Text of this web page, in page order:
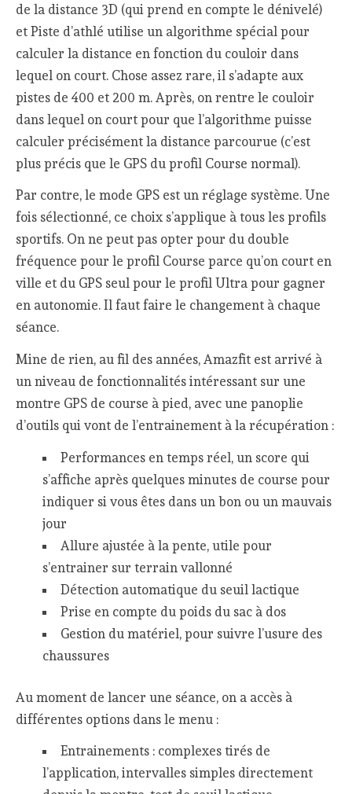
de la distance 3D (qui prend en compte le dénivelé)
et Piste d’athlé utilise un algorithme spécial pour
calculer la distance en fonction du couloir dans
lequel on court. Chose assez rare, il s’adapte aux
pistes de 400 et 200 m. Après, on rentre le couloir
dans lequel on court pour que l’algorithme puisse
calculer précisément la distance parcourue (c’est
plus précis que le GPS du profil Course normal).
Par contre, le mode GPS est un réglage système. Une
fois sélectionné, ce choix s’applique à tous les profils
sportifs. On ne peut pas opter pour du double
fréquence pour le profil Course parce qu’on court en
ville et du GPS seul pour le profil Ultra pour gagner
en autonomie. Il faut faire le changement à chaque
séance.
Mine de rien, au fil des années, Amazfit est arrivé à
un niveau de fonctionnalités intéressant sur une
montre GPS de course à pied, avec une panoplie
d’outils qui vont de l’entrainement à la récupération :
Performances en temps réel, un score qui
s’affiche après quelques minutes de course pour
indiquer si vous êtes dans un bon ou un mauvais
jour
Allure ajustée à la pente, utile pour
s’entrainer sur terrain vallonné
Détection automatique du seuil lactique
Prise en compte du poids du sac à dos
Gestion du matériel, pour suivre l’usure des
chaussures
Au moment de lancer une séance, on a accès à
différentes options dans le menu :
Entrainements : complexes tirés de
l’application, intervalles simples directement